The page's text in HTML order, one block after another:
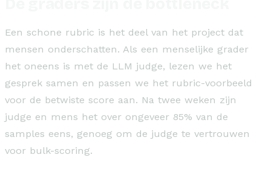
Een schone rubric is het deel van het project dat
mensen onderschatten. Als een menselijke grader
het oneens is met de LLM judge, lezen we het
gesprek samen en passen we het rubric-voorbeeld
voor de betwiste score aan. Na twee weken zijn
judge en mens het over ongeveer 85% van de
samples eens, genoeg om de judge te vertrouwen
voor bulk-scoring.